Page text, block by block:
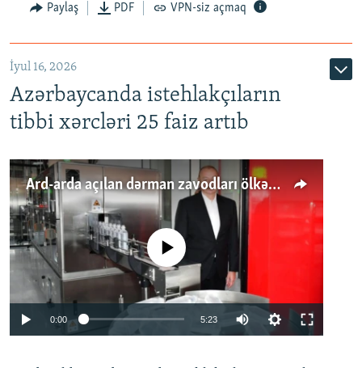
Paylaş PDF VPN-siz açmaq
İyul 16, 2026
Azərbaycanda istehlakçıların
tibbi xərcləri 25 faiz artıb
Ard-arda açılan dərman zavodları ölkənin tələbatını ödəyirmi?
No media source currently available
0:00 5:23